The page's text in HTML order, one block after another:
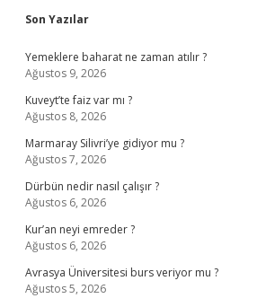
Sidebar
Son Yazılar
Yemeklere baharat ne zaman atılır ?
Ağustos 9, 2026
Kuveyt’te faiz var mı ?
Ağustos 8, 2026
Marmaray Silivri’ye gidiyor mu ?
Ağustos 7, 2026
Dürbün nedir nasıl çalışır ?
Ağustos 6, 2026
Kur’an neyi emreder ?
Ağustos 6, 2026
Avrasya Üniversitesi burs veriyor mu ?
Ağustos 5, 2026